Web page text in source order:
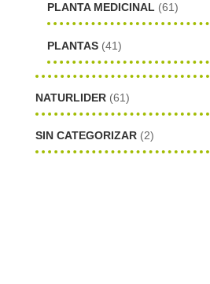
PLANTA MEDICINAL (61)
PLANTAS (41)
NATURLIDER (61)
SIN CATEGORIZAR (2)